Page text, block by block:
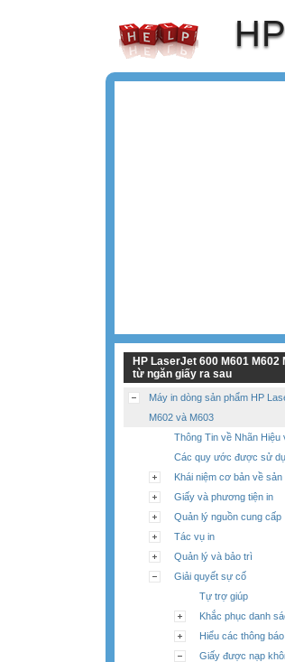
HP LaserJet 600 M601
từ ngăn giấy ra sau
Máy in dòng sản phẩm HP
M602 và M603
Thông Tin về Nhãn Hiệu
Các quy ước được sử
Khái niệm cơ bản về sản
Giấy và phương tiện in
Quản lý nguồn cung cấp
Tác vụ in
Quản lý và bảo trì
Giải quyết sự cố
Tự trợ giúp
Khắc phục danh
Hiểu các thông
Giấy được nạp